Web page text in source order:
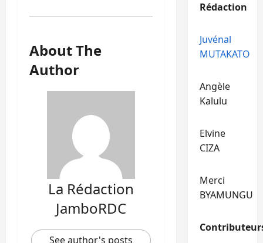
About The
Author
La Rédaction
JamboRDC
See author's posts
Rédaction
Juvénal
MUTAKATO
Angèle
Kalulu
Elvine
CIZA
Merci
BYAMUNGU